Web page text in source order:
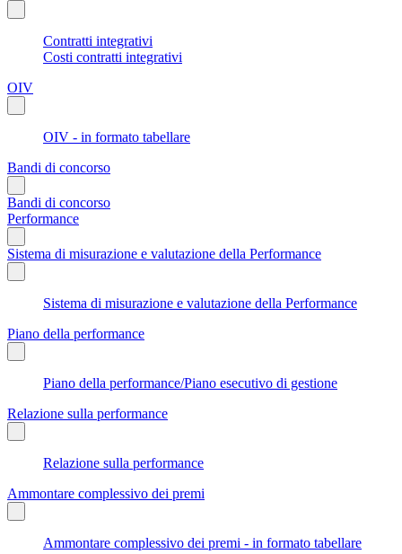
Contratti integrativi
Costi contratti integrativi
OIV
OIV - in formato tabellare
Bandi di concorso
Bandi di concorso
Performance
Sistema di misurazione e valutazione della Performance
Sistema di misurazione e valutazione della Performance
Piano della performance
Piano della performance/Piano esecutivo di gestione
Relazione sulla performance
Relazione sulla performance
Ammontare complessivo dei premi
Ammontare complessivo dei premi - in formato tabellare